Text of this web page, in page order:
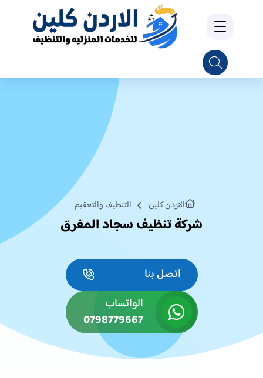
الاردن كلين التنظيف والتعقيم
شركة تنظيف سجاد المفرق
اتصل بنا
الواتساب
0798779667